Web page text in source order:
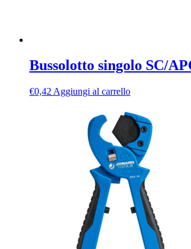
Bussolotto singolo SC/
€0,42 Aggiungi al carrello